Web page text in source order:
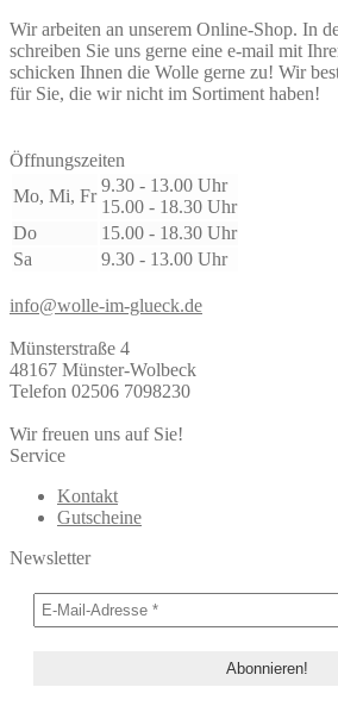
Wir arbeiten an unserem Online-Shop. In
schreiben Sie uns gerne eine e-mail mit
schicken Ihnen die Wolle gerne zu! Wir
für Sie, die wir nicht im Sortiment haben!
Öffnungszeiten
Mo, Mi, Fr
9.30 - 13.00 Uhr
15.00 - 18.30 Uhr
Do
15.00 - 18.30 Uhr
Sa
9.30 - 13.00 Uhr
info@wolle-im-glueck.de
Münsterstraße 4
48167 Münster-Wolbeck
Telefon 02506 7098230
Wir freuen uns auf Sie!
Service
Kontakt
Gutscheine
Newsletter